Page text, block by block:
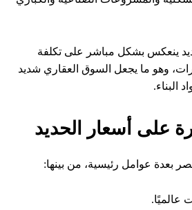
ينعكس بشكل مباشر على تكلفة
وهو ما يجعل السوق العقاري شديد
البناء.
على أسعار الحديد
بعدة عوامل رئيسية، من بينها:
عالميًا.